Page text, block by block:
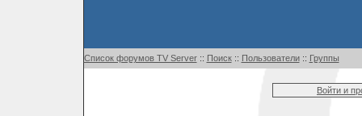
Список форумов TV Server:: Поиск:: Пользователи:: Группы
Войти и